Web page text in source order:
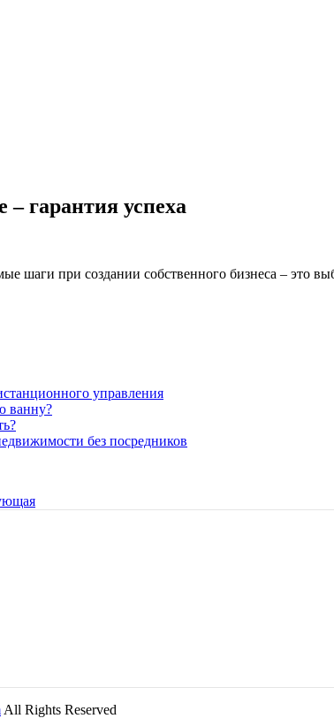
гарантия успеха
шаги при создании собственного бизнеса – это
управления
ванну?
без посредников
All Rights Reserved